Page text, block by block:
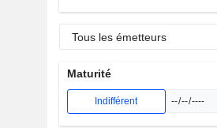
Tous les émetteurs
Maturité
Indifférent